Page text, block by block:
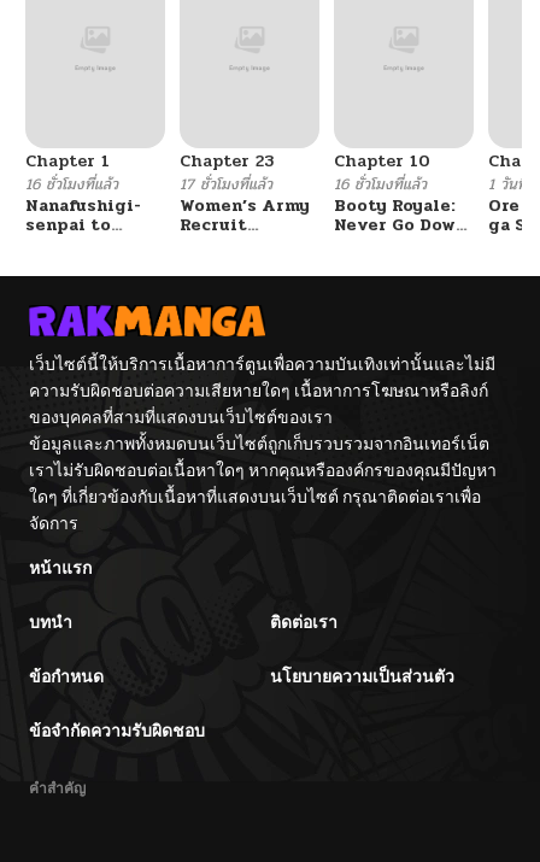
Chapter 1
16 ชั่วโมงที่แล้ว
Nanafushigi-
senpai to
Chapter 23
17 ชั่วโมงที่แล้ว
Women’s Army
Recruit
Chapter 10
16 ชั่วโมงที่แล้ว
Booty Royale:
Never Go Down
1 วันที่แ
Ore
ga
Tag
เว็บไซต์นี้ให้บริการเนื้อหาการ์ตูนเพื่อความบันเทิงเท่านั้นและไม่มี
ความรับผิดชอบต่อความเสียหายใดๆ เนื้อหาการโฆษณาหรือลิงก์
ของบุคคลที่สามที่แสดงบนเว็บไซต์ของเรา
ข้อมูลและภาพทั้งหมดบนเว็บไซต์ถูกเก็บรวบรวมจากอินเทอร์เน็ต
เราไม่รับผิดชอบต่อเนื้อหาใดๆ หากคุณหรือองค์กรของคุณมีปัญหา
ใดๆ ที่เกี่ยวข้องกับเนื้อหาที่แสดงบนเว็บไซต์ กรุณาติดต่อเราเพื่อ
จัดการ
หน้าแรก
บทนำ ติดต่อเรา
ข้อกำหนด นโยบายความเป็นส่วนตัว
ข้อจำกัดความรับผิดชอบ
คำสำคัญ